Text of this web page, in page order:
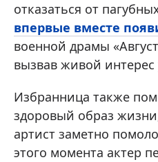
отказаться от
впервые вместе
военной драмы
вызвав живой интерес
Избранница также
здоровый образ
артист заметно
этого момента актер